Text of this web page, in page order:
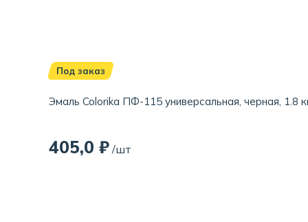
Под заказ
Эмаль Colorika ПФ-115 универсальная, черная, 1.8
405,0 ₽ /шт